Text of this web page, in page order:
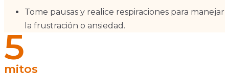
Tome pausas y realice respiraciones para manejar
la frustración o ansiedad.
5
mitos